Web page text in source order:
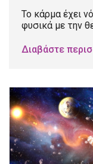
Το κάρμα έχει
φυσικά με την
Διαβάστε